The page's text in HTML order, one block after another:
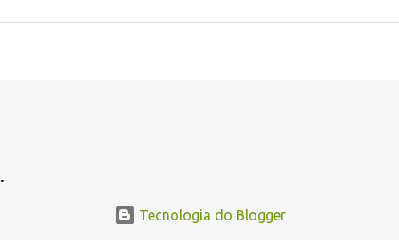
.
Tecnologia do Blogger